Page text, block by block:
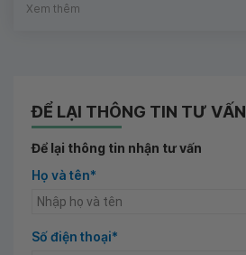
Xem thêm
ĐỂ LẠI THÔNG TIN TƯ VẤN
Để lại thông tin nhận tư vấn
Họ và tên*
Số điện thoại*